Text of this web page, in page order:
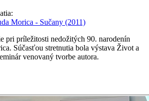
:
Morica - Sučany (2011)
pri príležitosti nedožitých 90. narodenín
Súčasťou stretnutia bola výstava Život a
venovaný tvorbe autora.